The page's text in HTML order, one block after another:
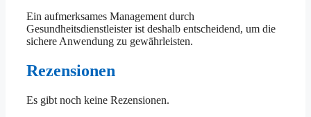
Ein aufmerksames Management durch
Gesundheitsdienstleister ist deshalb entscheidend, um die
sichere Anwendung zu gewährleisten.
Rezensionen
Es gibt noch keine Rezensionen.